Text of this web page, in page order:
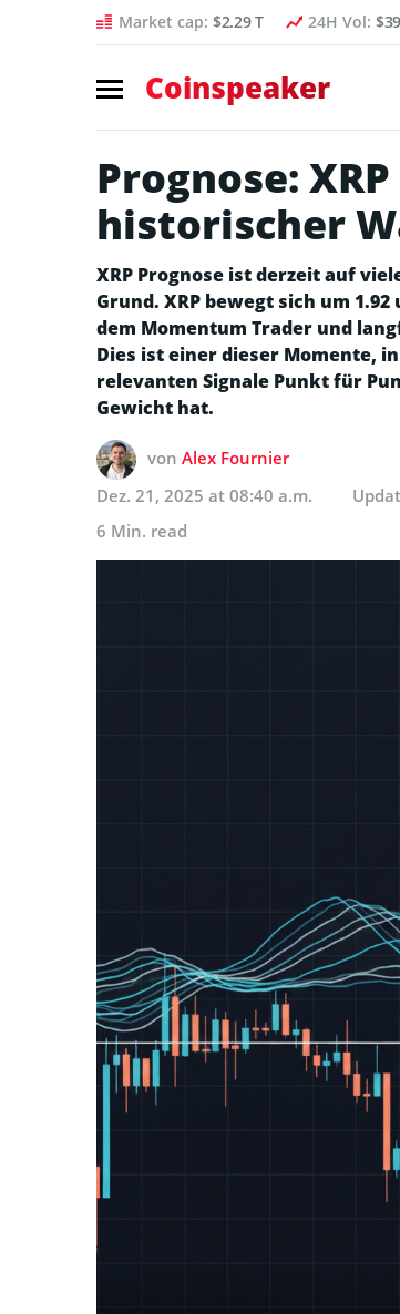
Market cap: $2.29 T 24H Vol:
Coinspeaker
Prognose:
historischer
XRP Prognose ist derzeit auf
Grund. XRP bewegt sich um
dem Momentum Trader und
Dies ist einer dieser Momente,
relevanten Signale Punkt für
Gewicht hat.
von Alex Fournier
Dez. 21, 2025 at 08:40 a.m.
6 Min. read